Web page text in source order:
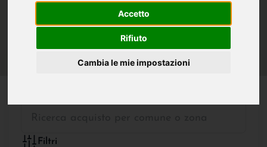
Accetto
Rifiuto
Cambia le mie impostazioni
Filtri